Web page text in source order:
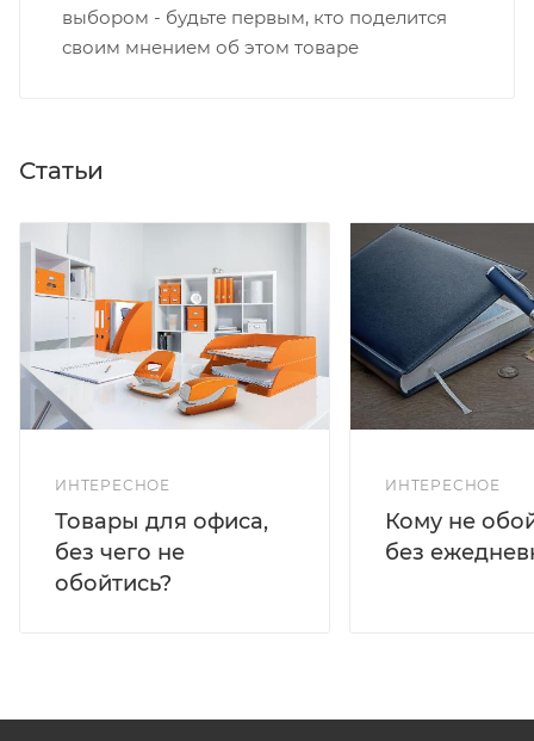
выбором - будьте первым, кто поделится
своим мнением об этом товаре
Статьи
ИНТЕРЕСНОЕ
Товары для офиса,
без чего не
обойтись?
ИНТЕРЕСНОЕ
Кому не
без